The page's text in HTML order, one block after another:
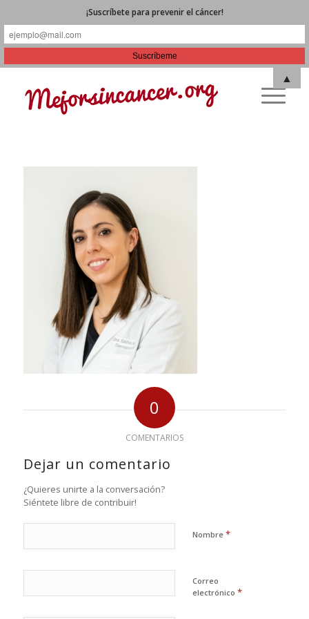
0
COMENTARIOS
Dejar un comentario
¿Quieres unirte a la conversación?
Siéntete libre de contribuir!
Nombre *
Correo
electrónico *
¡Suscríbete para prevenir el cáncer!
▲